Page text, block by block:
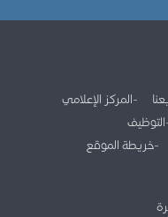
المركز الإعلامي
التوظيف
خريطة الموقع